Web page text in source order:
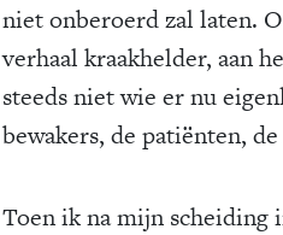
niet onberoerd zal laten.
verhaal kraakhelder, aan
steeds niet wie er nu
bewakers, de patiënten,
Toen ik na mijn scheiding